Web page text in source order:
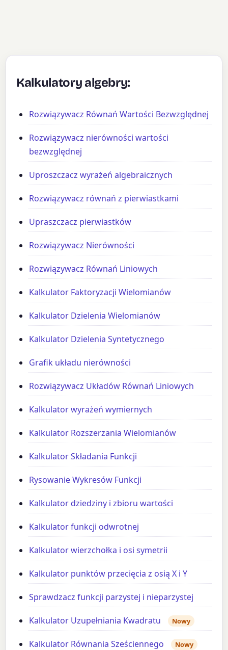
Kalkulatory algebry:
Rozwiązywacz Równań Wartości Bezwzględnej
Rozwiązywacz nierówności wartości
bezwzględnej
Uproszczacz wyrażeń algebraicznych
Rozwiązywacz równań z pierwiastkami
Upraszczacz pierwiastków
Rozwiązywacz Nierówności
Rozwiązywacz Równań Liniowych
Kalkulator Faktoryzacji Wielomianów
Kalkulator Dzielenia Wielomianów
Kalkulator Dzielenia Syntetycznego
Grafik układu nierówności
Rozwiązywacz Układów Równań Liniowych
Kalkulator wyrażeń wymiernych
Kalkulator Rozszerzania Wielomianów
Kalkulator Składania Funkcji
Rysowanie Wykresów Funkcji
Kalkulator dziedziny i zbioru wartości
Kalkulator funkcji odwrotnej
Kalkulator wierzchołka i osi symetrii
Kalkulator punktów przecięcia z osią X i Y
Sprawdzacz funkcji parzystej i nieparzystej
Kalkulator Uzupełniania Kwadratu Nowy
Kalkulator Równania Sześciennego Nowy